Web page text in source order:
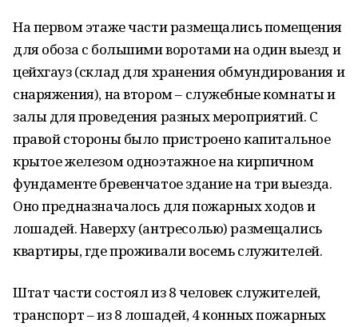
На первом этаже части размещались помещения
для обоза с большими воротами на один выезд и
цейхгауз (склад для хранения обмундирования и
снаряжения), на втором – служебные комнаты и
залы для проведения разных мероприятий. С
правой стороны было пристроено капитальное
крытое железом одноэтажное на кирпичном
фундаменте бревенчатое здание на три выезда.
Оно предназначалось для пожарных ходов и
лошадей. Наверху (антресолью) размещались
квартиры, где проживали восемь служителей.
Штат части состоял из 8 человек служителей,
транспорт – из 8 лошадей, 4 конных пожарных